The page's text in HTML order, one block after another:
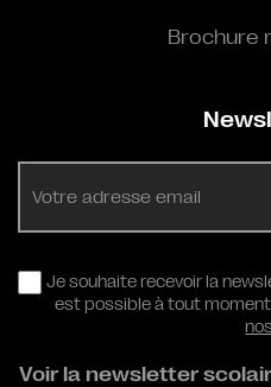
Brochure
Je souhaite recevoir la
est possible à tout
Voir la newsletter